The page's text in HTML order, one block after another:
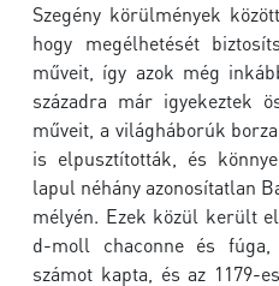
Szegény körülmények
hogy megélhetését
műveit, így azok még
századra már igyekeztek
műveit, a világháborúk
is elpusztították, és
lapul néhány azonosítatlan
mélyén. Ezek közül került
d-moll chaconne és
számot kapta, és az 1179-